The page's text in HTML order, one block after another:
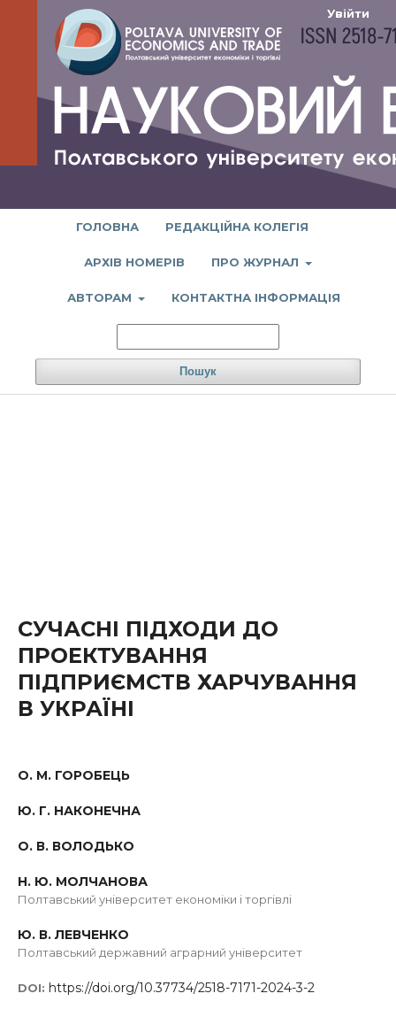
ГОЛОВНА РЕДАКЦІЙНА КОЛЕГІЯ
АРХІВ НОМЕРІВ ПРО ЖУРНАЛ
АВТОРАМ КОНТАКТНА ІНФОРМАЦІЯ
Пошук
Увійти
СУЧАСНІ ПІДХОДИ ДО
ПРОЕКТУВАННЯ
ПІДПРИЄМСТВ ХАРЧУВАННЯ
В УКРАЇНІ
О. М. ГОРОБЕЦЬ
Ю. Г. НАКОНЕЧНА
О. В. ВОЛОДЬКО
Н. Ю. МОЛЧАНОВА
Полтавський університет економіки і торгівлі
Ю. В. ЛЕВЧЕНКО
Полтавський державний аграрний університет
DOI: https://doi.org/10.37734/2518-7171-2024-3-2